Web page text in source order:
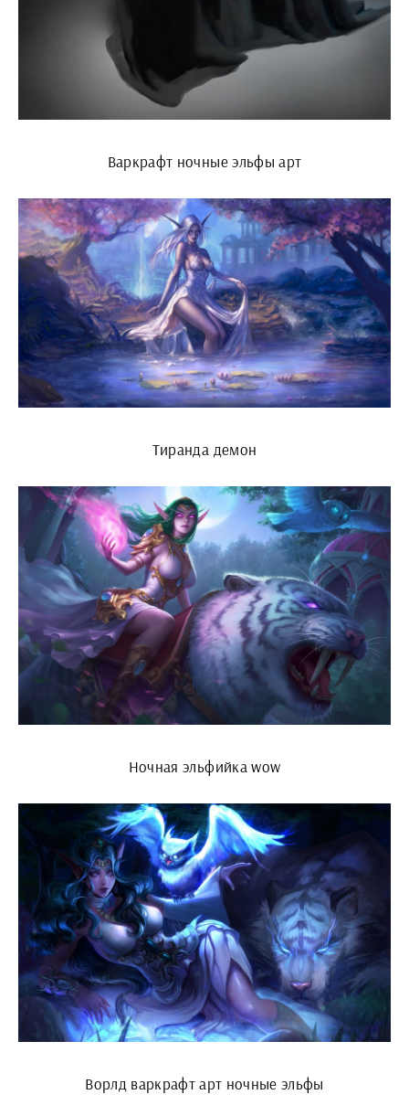
Варкрафт ночные эльфы арт
Тиранда демон
Ночная эльфийка wow
Ворлд варкрафт арт ночные эльфы